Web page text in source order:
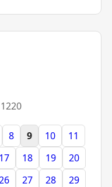
8 9 10
11
17 18 19
20
27 28
29